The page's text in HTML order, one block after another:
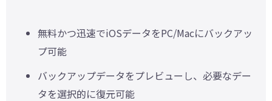
無料かつ迅速でiOSデータをPC/Macにバックアッ
プ可能
バックアップデータをプレビューし、必要なデー
タを選択的に復元可能